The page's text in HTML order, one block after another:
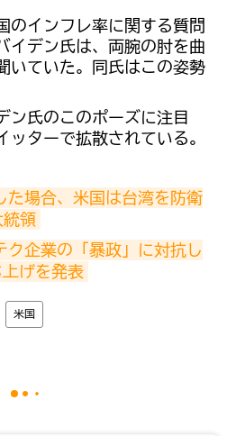
のインフレ率に関する質問
イデン氏は、両腕の肘を曲
いていた。同氏はこの姿勢
ン氏のこのポーズに注目
ターで拡散されている。
た場合、米国は台湾を防衛
領
ク企業の「暴政」に対抗し
げを発表
米国